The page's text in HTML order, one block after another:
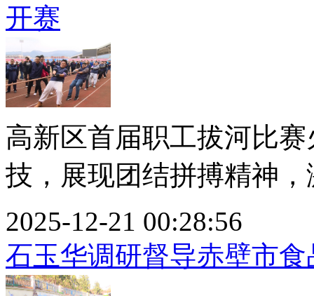
开赛
高新区首届职工拔河比
技，展现团结拼搏精神
2025-12-21 00:28:56
石玉华调研督导赤壁市